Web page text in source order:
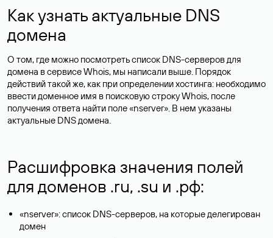
Как узнать актуальные DNS
домена
О том, где можно посмотреть список DNS-серверов для
домена в сервисе Whois, мы написали выше. Порядок
действий такой же, как при определении хостинга: необходимо
ввести доменное имя в поисковую строку Whois, после
получения ответа найти поле «nserver». В нем указаны
актуальные DNS домена.
Расшифровка значения полей
для доменов .ru, .su и .рф:
«nserver»: список DNS-серверов, на которые делегирован
домен